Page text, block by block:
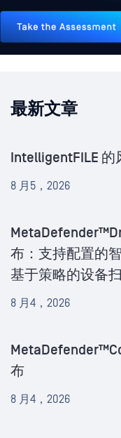
最新文章
IntelligentFILE 的
8 月5，2026
布：支持配置的
基于策略的设备
8 月4，2026
布
8 月4，2026